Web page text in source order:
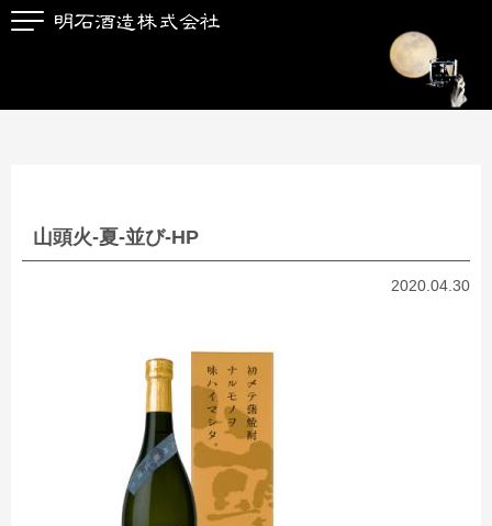
山頭火-夏-並び-HP
2020.04.30